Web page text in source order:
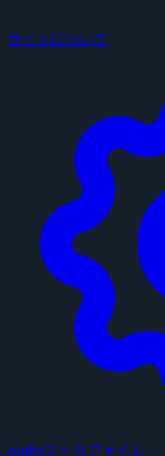
サイトについて
configデータファイル